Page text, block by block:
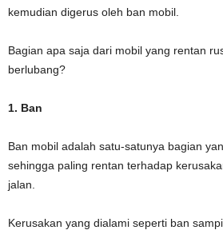
kemudian digerus oleh ban mobil.
Bagian apa saja dari mobil yang rentan
berlubang?
1. Ban
Ban mobil adalah satu-satunya bagian
sehingga paling rentan terhadap
jalan.
Kerusakan yang dialami seperti ban